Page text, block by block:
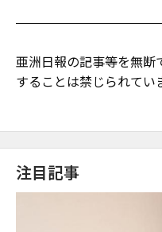
亜洲日報の記事等を無断
することは禁じられてい
注目記事